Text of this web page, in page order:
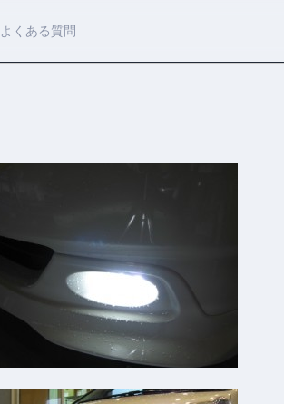
よくある質問